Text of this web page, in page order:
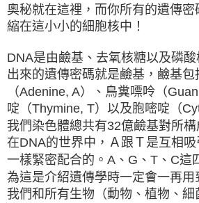
奧秘就在這裡，而你所有的遺傳
縮在這小小的細胞核中！
DNA是由鹼基、去氧核糖以及磷
出來的遺傳密碼就是鹼基，鹼基包
（Adenine, A）、鳥糞嘌呤（
啶（Thymine, T）以及胞嘧啶（
我們染色體總共有32億鹼基對所構
在DNA的世界中，Ａ跟Ｔ是互相
一樣緊密配合的。A、G、T、C這
為這是介紹遺傳學時一定會一再用
我們和所有生物（動物、植物、細